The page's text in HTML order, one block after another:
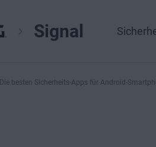
Signal
Die besten Sicherheits-Apps für Android-